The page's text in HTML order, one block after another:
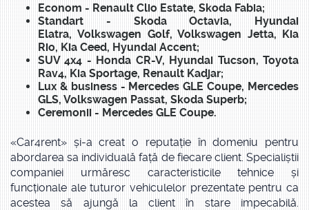
Econom-Renault Clio Estate,Skoda Fabia;
Standart-Skoda Octavia,Hyundai
Elatra,Volkswagen Golf,Volkswagen Jetta,Kia
Rio,Kia Ceed,Hyundai Accent;
SUV 4x4-Honda CR-V,Hyundai Tucson,Toyota
Rav4,Kia Sportage,Renault Kadjar;
Lux & business-Mercedes GLE Coupe,Mercedes
GLS,Volkswagen Passat,Skoda Superb;
Ceremonii-Mercedes GLE Coupe.
«Car4rent» și-a creat o reputație în domeniu pentru
abordarea sa individuală față de fiecare client. Specialiștii
companiei urmăresc caracteristicile tehnice și
funcționale ale tuturor vehiculelor prezentate pentru ca
acestea să ajungă la client în stare impecabilă.